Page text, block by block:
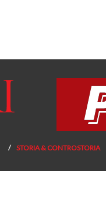
STORIA & CONTROSTORIA